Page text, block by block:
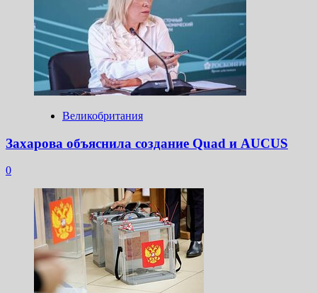
Великобритания
Захарова объяснила создание Quad и AUCUS
0